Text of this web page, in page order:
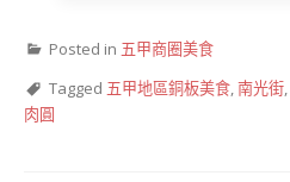
Posted in 五甲商圈美食
Tagged 五甲地區銅板美食,南光街,
肉圓